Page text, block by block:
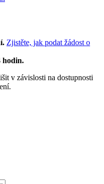
Zjistěte, jak podat žádost o
hodin.
v závislosti na dostupnosti